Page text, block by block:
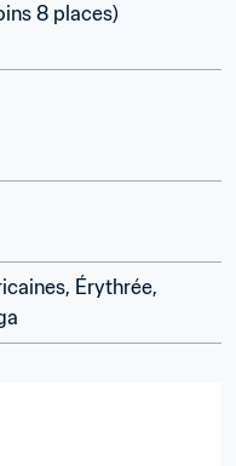
8 places)
Érythrée,